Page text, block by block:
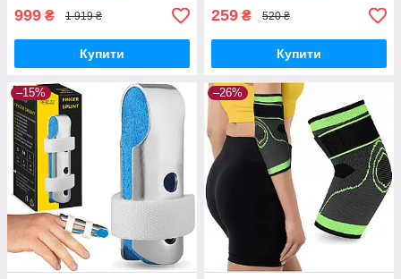
999 ₴ 1 919 ₴
Купити
259 ₴ 520 ₴
Купити
–15% –26%